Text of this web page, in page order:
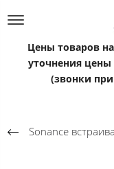
Цены товаров
уточнения цены
(звонки
Sonance